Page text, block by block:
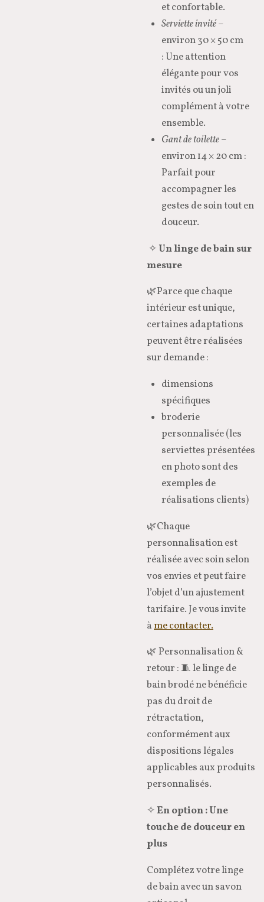
et confortable.
Serviette invité–
environ 30 × 50 cm
: Une attention
élégante pour vos
invités ou un joli
complément à votre
ensemble.
Gant de toilette–
environ 14 × 20 cm :
Parfait pour
accompagner les
gestes de soin tout en
douceur.
✧ Un linge de bain sur
mesure
🌿Parce que chaque
intérieur est unique,
certaines adaptations
peuvent être réalisées
sur demande :
dimensions
spécifiques
broderie
personnalisée (les
serviettes présentées
en photo sont des
exemples de
réalisations clients)
🌿Chaque
personnalisation est
réalisée avec soin selon
vos envies et peut faire
l’objet d’un ajustement
tarifaire. Je vous invite
àme contacter.
🌿 Personnalisation &
retour : 🧵 le linge de
bain brodé ne bénéficie
pas du droit de
rétractation,
conformément aux
dispositions légales
applicables aux produits
personnalisés.
✧En option : Une
touche de douceur en
plus
Complétez votre linge
de bain avec un savon